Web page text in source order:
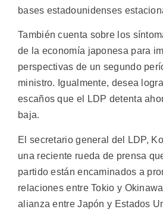
bases estadounidenses
También cuenta sobre los
de la economía japonesa para
perspectivas de un segundo
ministro. Igualmente, desea
escaños que el LDP detenta
baja.
El secretario general del LDP,
una reciente rueda de prensa
partido están encaminados a
relaciones entre Tokio y
alianza entre Japón y Estados